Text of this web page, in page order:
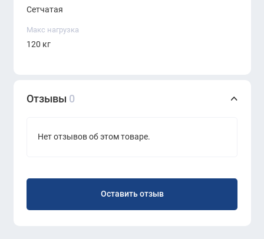
фиксации в удобном положении.
Прочная металлическая крестовина с
Надёжные ролики, обеспечивающие
Сетчатая
Макс нагрузка
120 кг
Отзывы 0
Нет отзывов об этом товаре.
Оставить отзыв